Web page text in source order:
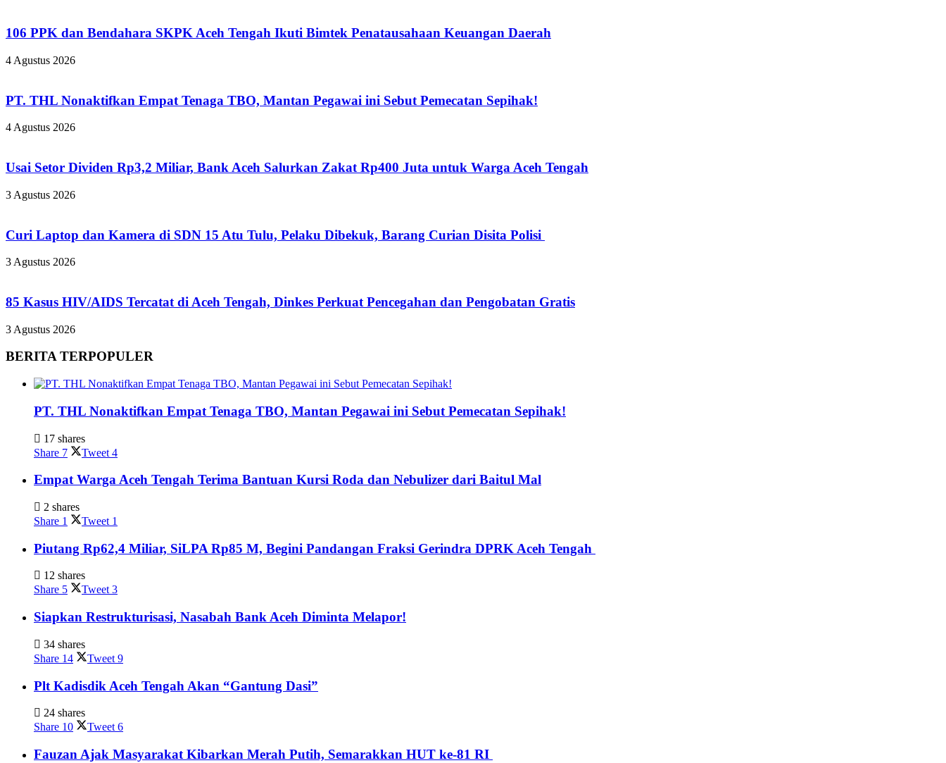
106 PPK dan Bendahara SKPK Aceh Tengah Ikuti Bimtek Penatausahaan Keuangan Daerah
4 Agustus 2026
PT. THL Nonaktifkan Empat Tenaga TBO, Mantan Pegawai ini Sebut Pemecatan Sepihak!
4 Agustus 2026
Usai Setor Dividen Rp3,2 Miliar, Bank Aceh Salurkan Zakat Rp400 Juta untuk Warga Aceh Tengah
3 Agustus 2026
Curi Laptop dan Kamera di SDN 15 Atu Tulu, Pelaku Dibekuk, Barang Curian Disita Polisi
3 Agustus 2026
85 Kasus HIV/AIDS Tercatat di Aceh Tengah, Dinkes Perkuat Pencegahan dan Pengobatan Gratis
3 Agustus 2026
BERITA TERPOPULER
PT. THL Nonaktifkan Empat Tenaga TBO, Mantan Pegawai ini Sebut Pemecatan Sepihak!
17 shares
Share 7 Tweet 4
Empat Warga Aceh Tengah Terima Bantuan Kursi Roda dan Nebulizer dari Baitul Mal
2 shares
Share 1 Tweet 1
Piutang Rp62,4 Miliar, SiLPA Rp85 M, Begini Pandangan Fraksi Gerindra DPRK Aceh Tengah
12 shares
Share 5 Tweet 3
Siapkan Restrukturisasi, Nasabah Bank Aceh Diminta Melapor!
34 shares
Share 14 Tweet 9
Plt Kadisdik Aceh Tengah Akan “Gantung Dasi”
24 shares
Share 10 Tweet 6
Fauzan Ajak Masyarakat Kibarkan Merah Putih, Semarakkan HUT ke-81 RI